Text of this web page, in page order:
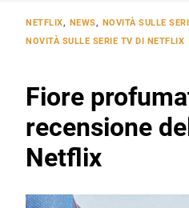
NETFLIX, NEWS, NOVITÀ SULLE
NOVITÀ SULLE SERIE TV DI NETFLIX
Fiore
recensione
Netflix